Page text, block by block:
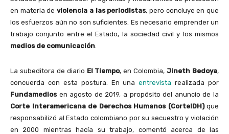
en materia deviolencia a las periodistas, pero concluye en que
los esfuerzos aún no son suficientes. Es necesario emprender un
trabajo conjunto entre el Estado, la sociedad civil y los mismos
medios de comunicación
La subeditora de diario El Tiempo, en Colombia,Jineth Bedoya,
concuerda con esta postura. En unaentrevista realizada por
Fundamediosen agosto de 2019, a propósito del anuncio de la
Corte Interamericana de Derechos Humanos (CorteIDH)que
responsabilizó al Estado colombiano por su secuestro y violación
en 2000 mientras hacía su trabajo, comentó acerca de las